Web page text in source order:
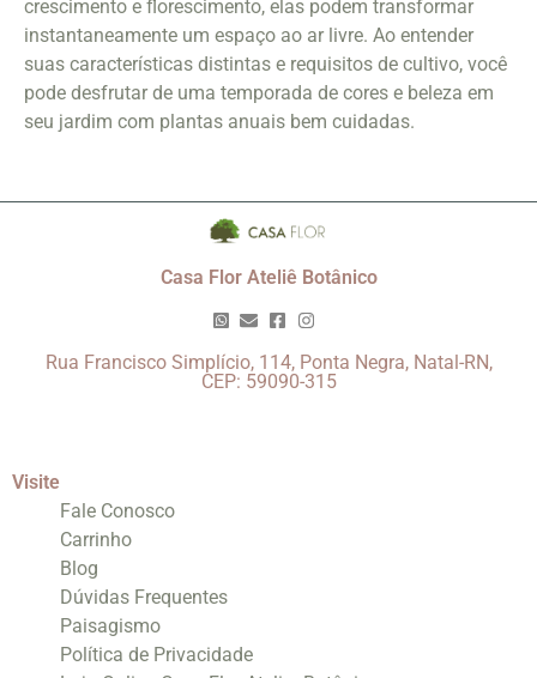
crescimento e florescimento, elas podem transformar
instantaneamente um espaço ao ar livre. Ao entender
suas características distintas e requisitos de cultivo, você
pode desfrutar de uma temporada de cores e beleza em
seu jardim com plantas anuais bem cuidadas.
Casa Flor Ateliê Botânico
Rua Francisco Simplício, 114, Ponta Negra, Natal-RN,
CEP: 59090-315
Visite
Fale Conosco
Carrinho
Blog
Dúvidas Frequentes
Paisagismo
Política de Privacidade